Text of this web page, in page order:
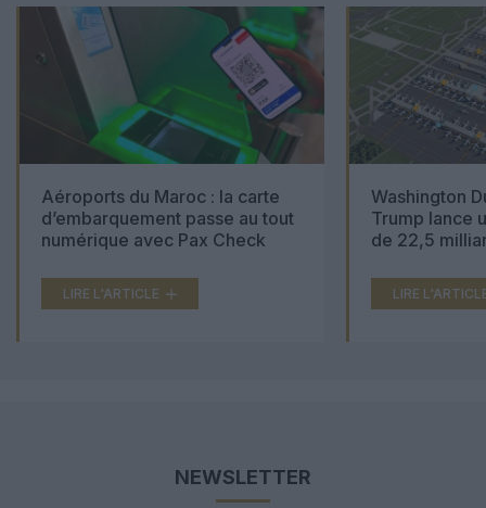
Aéroports du Maroc : la carte
d’embarquement passe au tout
numérique avec Pax Check
LIRE L'ARTICLE
Washington
Trump lance
de 22,5
LIRE
NEWSLETTER